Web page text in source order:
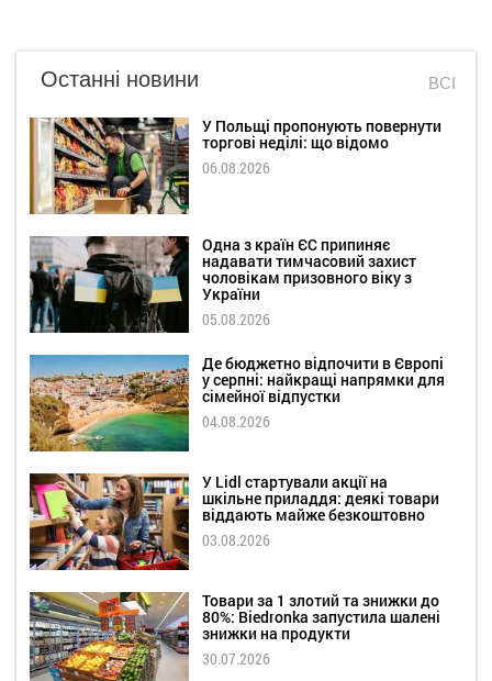
Останні новини ВСІ
У Польщі пропонують повернути
торгові неділі: що відомо
06.08.2026
Одна з країн ЄС припиняє
надавати тимчасовий захист
чоловікам призовного віку з
України
05.08.2026
Де бюджетно відпочити в Європі
у серпні: найкращі напрямки для
сімейної відпустки
04.08.2026
У Lidl стартували акції на
шкільне приладдя: деякі товари
віддають майже безкоштовно
03.08.2026
Товари за 1 злотий та знижки до
80%: Biedronka запустила шалені
знижки на продукти
30.07.2026